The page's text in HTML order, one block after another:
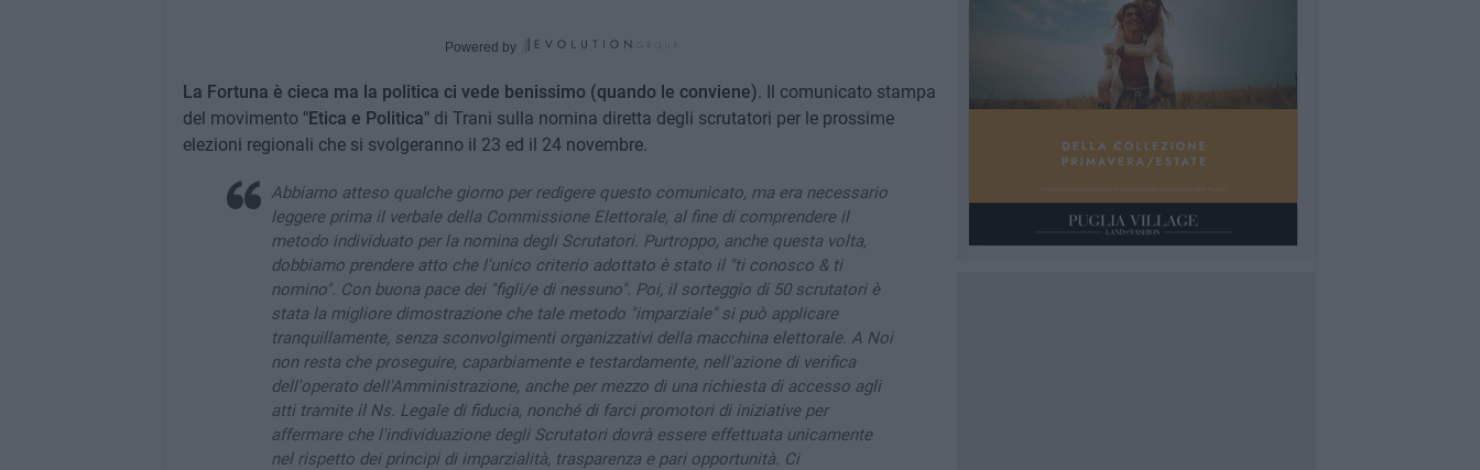
Powered by
La Fortuna è cieca ma la politica ci vede benissimo (quando le conviene). Il comunicato stampa
del movimento "Etica e Politica" di Trani sulla nomina diretta degli scrutatori per le prossime
elezioni regionali che si svolgeranno il 23 ed il 24 novembre.
Abbiamo atteso qualche giorno per redigere questo comunicato, ma era necessario
leggere prima il verbale della Commissione Elettorale, al fine di comprendere il
metodo individuato per la nomina degli Scrutatori. Purtroppo, anche questa volta,
dobbiamo prendere atto che l'unico criterio adottato è stato il "ti conosco & ti
nomino". Con buona pace dei "figli/e di nessuno". Poi, il sorteggio di 50 scrutatori è
stata la migliore dimostrazione che tale metodo "imparziale" si può applicare
tranquillamente, senza sconvolgimenti organizzativi della macchina elettorale. A Noi
non resta che proseguire, caparbiamente e testardamente, nell'azione di verifica
dell'operato dell'Amministrazione, anche per mezzo di una richiesta di accesso agli
atti tramite il Ns. Legale di fiducia, nonché di farci promotori di iniziative per
affermare che l'individuazione degli Scrutatori dovrà essere effettuata unicamente
nel rispetto dei principi di imparzialità, trasparenza e pari opportunità. Ci